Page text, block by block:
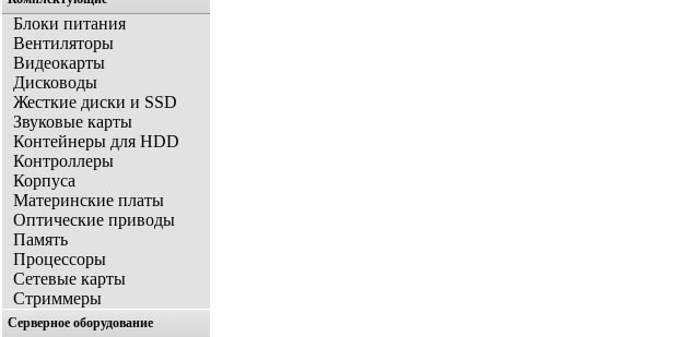
Блоки питания
Вентиляторы
Видеокарты
Дисководы
Жесткие диски и SSD
Звуковые карты
Контейнеры для HDD
Контроллеры
Корпуса
Материнские платы
Оптические приводы
Память
Процессоры
Сетевые карты
Стриммеры
Серверное оборудование